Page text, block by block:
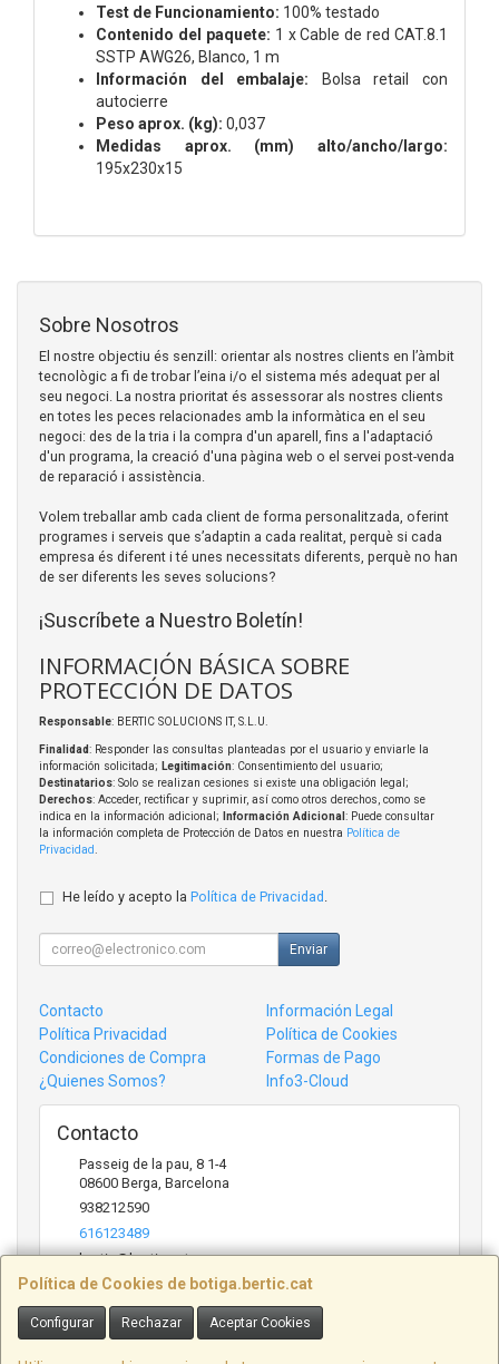
Test de Funcionamiento: 100% testado
Contenido del paquete: 1 x Cable de red CAT.8.1
SSTP AWG26, Blanco, 1 m
Información del embalaje: Bolsa retail con
autocierre
Peso aprox. (kg): 0,037
Medidas aprox. (mm) alto/ancho/largo:
195x230x15
Política de Cookies de botiga.bertic.cat
Configurar Rechazar Aceptar Cookies
Sobre Nosotros
El nostre objectiu és senzill: orientar als nostres clients en l’àmbit
tecnològic a fi de trobar l’eina i/o el sistema més adequat per al
seu negoci. La nostra prioritat és assessorar als nostres clients
en totes les peces relacionades amb la informàtica en el seu
negoci: des de la tria i la compra d'un aparell, fins a l'adaptació
d'un programa, la creació d'una pàgina web o el servei post-venda
de reparació i assistència.
Volem treballar amb cada client de forma personalitzada, oferint
programes i serveis que s’adaptin a cada realitat, perquè si cada
empresa és diferent i té unes necessitats diferents, perquè no han
de ser diferents les seves solucions?
¡Suscríbete a Nuestro Boletín!
INFORMACIÓN BÁSICA SOBRE
PROTECCIÓN DE DATOS
Responsable: BERTIC SOLUCIONS IT, S.L.U.
Finalidad: Responder las consultas planteadas por el usuario y enviarle la
información solicitada; Legitimación: Consentimiento del usuario;
Destinatarios: Solo se realizan cesiones si existe una obligación legal;
Derechos: Acceder, rectificar y suprimir, así como otros derechos, como se
indica en la información adicional;
Información Adicional : Puede consultar
la información completa de Protección de Datos en nuestra Política de
Privacidad
He leído y acepto la Política de Privacidad
Enviar
Contacto
Información Legal
Política Privacidad
Política de Cookies
Condiciones de Compra
Formas de Pago
¿Quienes Somos?
Info3-Cloud
Contacto
Passeig de la pau, 8 1-4
08600 Berga Barcelona
938212590
616123489
bertic@bertic.cat
Horario